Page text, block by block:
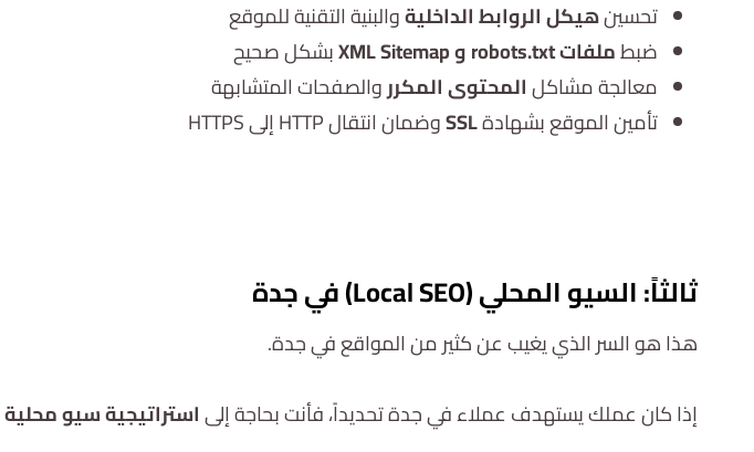
تحسينهيكل الروابط الداخليةوالبنية التقنية للموقع
ضبطملفات robots.txt و XML Sitemap
بشكل صحيح
معالجة مشاكلالمحتوى المكرروالصفحات المتشابهة
تأمين الموقع بشهادةSSLوضمان انتقال HTTP إلى HTTPS
ثالثاً: السيو المحلي (Local SEO) في جدة
هذا هو السر الذي يغيب عن كثير من المواقع في جدة.
إذا كان عملك يستهدف عملاء في جدة تحديداً، فأنت بحاجة إلىاستراتيجية سيو محلية